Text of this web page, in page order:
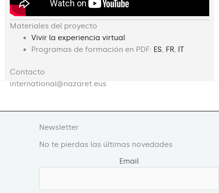
Materiales del proyecto
Vivir la experiencia virtual
Programas de formación en PDF: ES, FR, IT
Contacto
international@nazaret.eus
Newsletter
No te pierdas las últimas novedades
Email